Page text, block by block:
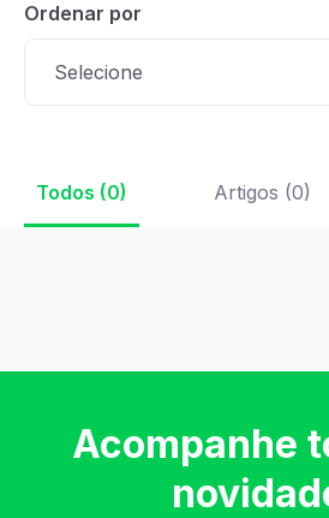
Ordenar por
Selecione
Todos (0) Artigos (0)
Acompanhe